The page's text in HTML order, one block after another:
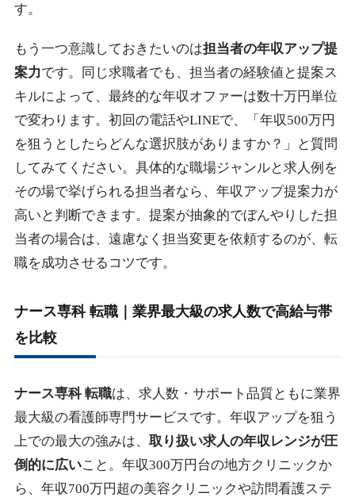
す。
もう一つ意識しておきたいのは担当者の年収アップ提
案力です。同じ求職者でも、担当者の経験値と提案ス
キルによって、最終的な年収オファーは数十万円単位
で変わります。初回の電話やLINEで、「年収500万円
を狙うとしたらどんな選択肢がありますか？」と質問
してみてください。具体的な職場ジャンルと求人例を
その場で挙げられる担当者なら、年収アップ提案力が
高いと判断できます。提案が抽象的でぼんやりした担
当者の場合は、遠慮なく担当変更を依頼するのが、転
職を成功させるコツです。
ナース専科 転職｜業界最大級の求人数で高給与帯
を比較
ナース専科 転職は、求人数・サポート品質ともに業界
最大級の看護師専門サービスです。年収アップを狙う
上での最大の強みは、 取り扱い求人の年収レンジが圧
倒的に広いこと。年収300万円台の地方クリニックか
ら、年収700万円超の美容クリニックや訪問看護ステ